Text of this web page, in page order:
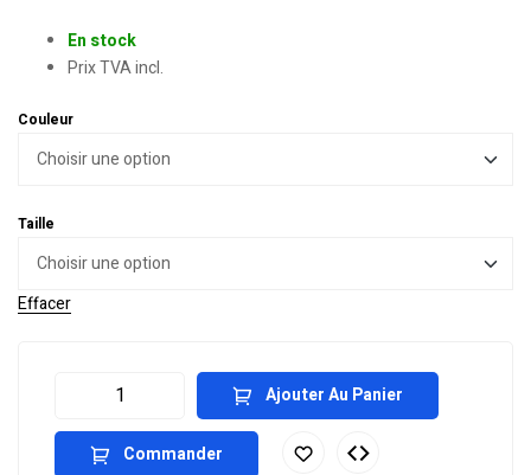
En stock
Prix TVA incl.
Couleur
Taille
Effacer
Ajouter Au Panier
Commander